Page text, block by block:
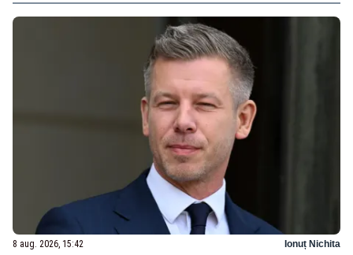
8 aug. 2026, 15:42 Ionuț Nichita